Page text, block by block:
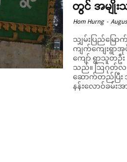
တွင် အမျိုး
Hom Hurng -
သျှမ်းပြည်မြေ
ကျက်ကျေးရွာ
ကျော် ရွာသူတဦ
သည်။ ဩဂုတ်လ ၂၇ ရက်မနက်ပိုင်း ဘုန်းကြီးကျောင်းတွင်သီလ
ဆောက်တည်ပြီး
နန်းလောဝ်ခမ်း